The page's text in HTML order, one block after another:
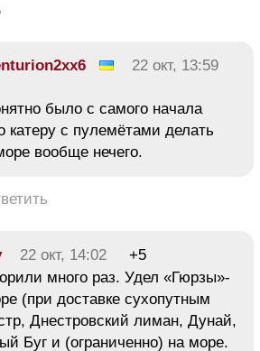
22 окт, 13:59
было с самого начала
катеру с пулемётами делать
вообще нечего.
22 окт, 14:02
+5
много раз. Удел «Гюрзы»-
(при доставке сухопутным
Днестровский лиман, Дунай,
Буг и (ограниченно) на море.